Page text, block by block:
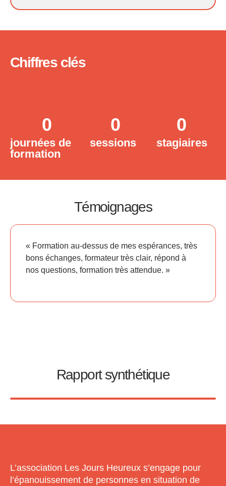
Chiffres clés
journées de
formation
0
sessions
0
stagiaires
0
Témoignages
« Formation au-dessus de mes espérances, très
bons échanges, formateur très clair, répond à
nos questions, formation très attendue. »
Rapport synthétique
L’association Les Jours Heureux s’engage pour
l’épanouissement de personnes en situation de